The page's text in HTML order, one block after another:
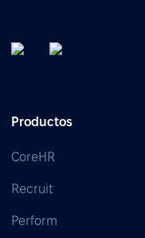
Productos
CoreHR
Recruit
Perform